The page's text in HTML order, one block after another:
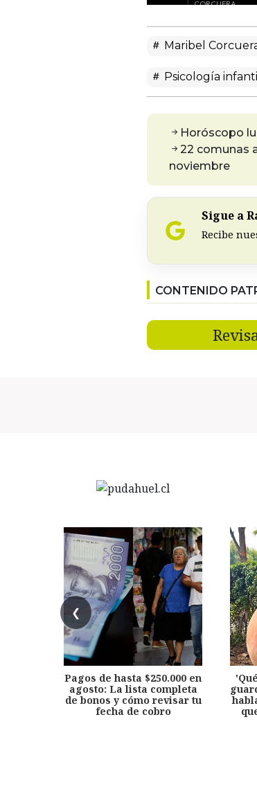
Maribel
Psicología infantil
Horóscopo
22 comunas
noviembre
Sigue a
Recibe
CONTENIDO
❮
Pagos de hasta $250.000 en
agosto: La lista completa
de bonos y cómo revisar tu
fecha de cobro